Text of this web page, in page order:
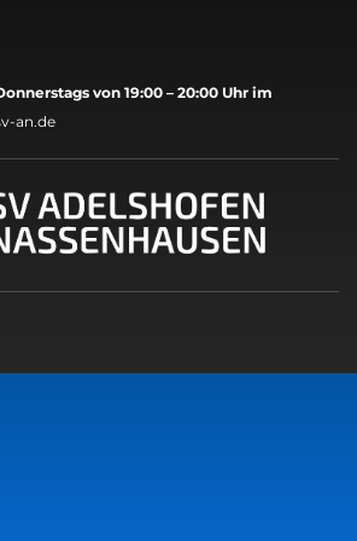
von 19:00 – 20:00 Uhr im
an.de